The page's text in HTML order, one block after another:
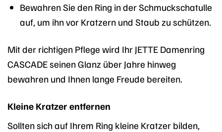
Bewahren Sie den Ring in der Schmuckschatulle
auf, um ihn vor Kratzern und Staub zu schützen.
Mit der richtigen Pflege wird Ihr JETTE Damenring
CASCADE seinen Glanz über Jahre hinweg
bewahren und Ihnen lange Freude bereiten.
Kleine Kratzer entfernen
Sollten sich auf Ihrem Ring kleine Kratzer bilden,